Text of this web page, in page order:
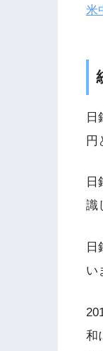
米
円
識
日
い
和